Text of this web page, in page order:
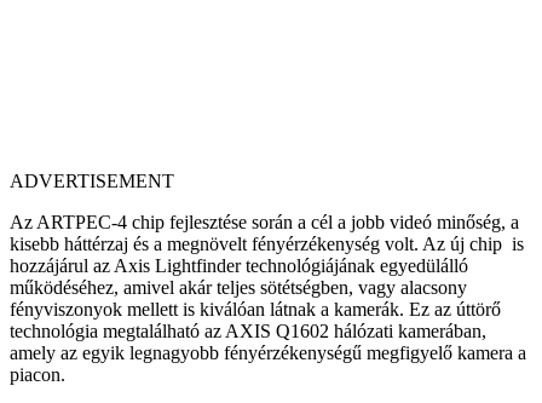
ADVERTISEMENT
Az ARTPEC-4 chip fejlesztése során a cél a jobb videó minőség, a
kisebb háttérzaj és a megnövelt fényérzékenység volt. Az új chip is
hozzájárul az Axis Lightfinder technológiájának egyedülálló
működéséhez, amivel akár teljes sötétségben, vagy alacsony
fényviszonyok mellett is kiválóan látnak a kamerák. Ez az úttörő
technológia megtalálható az AXIS Q1602 hálózati kamerában,
amely az egyik legnagyobb fényérzékenységű megfigyelő kamera a
piacon.